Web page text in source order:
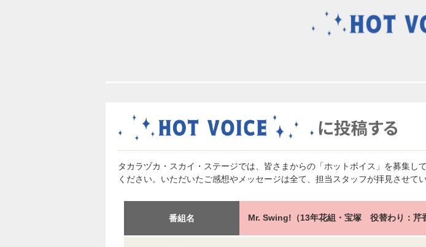
タカラヅカ・スカイ・ステージでは、皆さまからの「ホットボイス」を募集
ください。いただいたご感想やメッセージは全て、担当スタッフが拝見させて
番組名 Mr. Swing!（13年花組・宝塚 役替わり：芹